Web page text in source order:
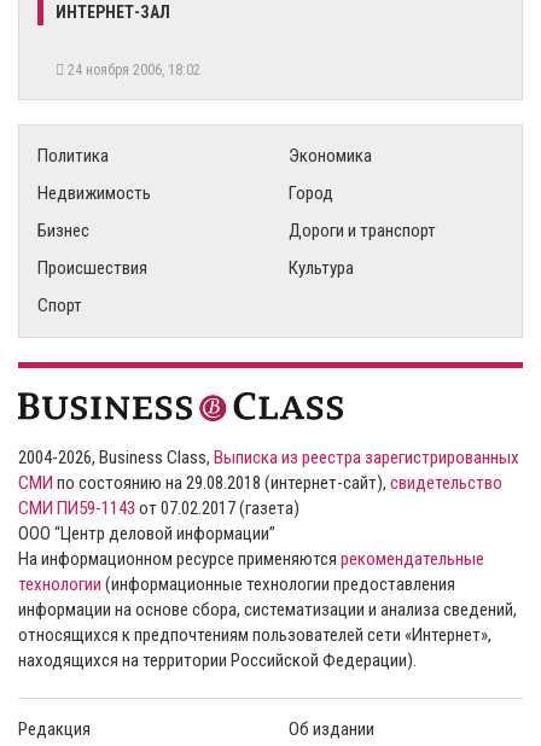
ИНТЕРНЕТ-ЗАЛ
24 ноября 2006, 18:02
Политика
Экономика
Недвижимость
Город
Бизнес
Дороги и транспорт
Происшествия
Культура
Спорт
2004-2026, Business Class, Выписка из реестра зарегистрированных
СМИ по состоянию на 29.08.2018 (интернет-сайт), свидетельство
СМИ ПИ59-1143 от 07.02.2017 (газета)
ООО “Центр деловой информации”
На информационном ресурсе применяются рекомендательные
технологии (информационные технологии предоставления
информации на основе сбора, систематизации и анализа сведений,
относящихся к предпочтениям пользователей сети «Интернет»,
находящихся на территории Российской Федерации).
Редакция Об издании